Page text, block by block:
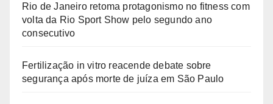
Rio de Janeiro retoma protagonismo no fitness com
volta da Rio Sport Show pelo segundo ano
consecutivo
Fertilização in vitro reacende debate sobre
segurança após morte de juíza em São Paulo